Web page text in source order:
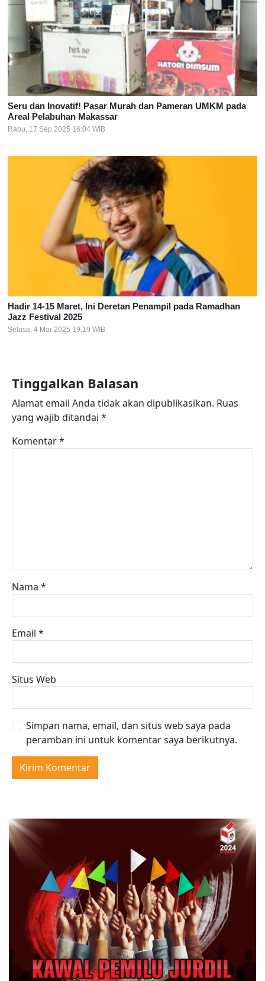
Seru dan Inovatif! Pasar Murah dan Pameran UMKM pada
Areal Pelabuhan Makassar
Rabu, 17 Sep 2025 16:04 WIB
Hadir 14-15 Maret, Ini Deretan Penampil pada Ramadhan
Jazz Festival 2025
Selasa, 4 Mar 2025 19:19 WIB
Tinggalkan Balasan
Alamat email Anda tidak akan dipublikasikan. Ruas
yang wajib ditandai *
Komentar*
Nama *
Email *
Situs Web
Simpan nama, email, dan situs web saya pada
peramban ini untuk komentar saya berikutnya.